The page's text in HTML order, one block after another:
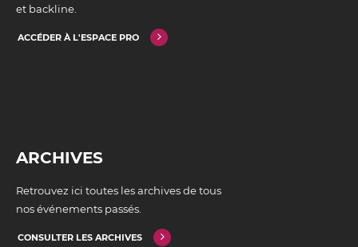
et backline.
ACCÉDER À L'ESPACE PRO
ARCHIVES
Retrouvez ici toutes les archives de tous
nos événements passés.
CONSULTER LES ARCHIVES